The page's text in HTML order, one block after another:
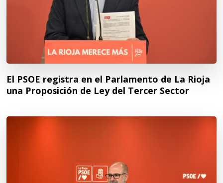
El PSOE registra en el Parlamento de La Rioja
una Proposición de Ley del Tercer Sector